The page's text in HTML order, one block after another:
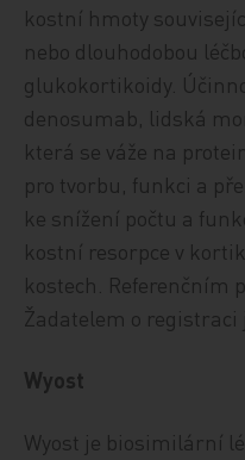
kostní hmoty
nebo dlouhodobou
glukokortikoidy.
denosumab, lidská
která se váže na
pro tvorbu, funkci a
ke snížení počtu a
kostní resorpce v
kostech. Re­fe­ren­čním
Žadatelem o registraci
Wyost
Wyost je biosimilární